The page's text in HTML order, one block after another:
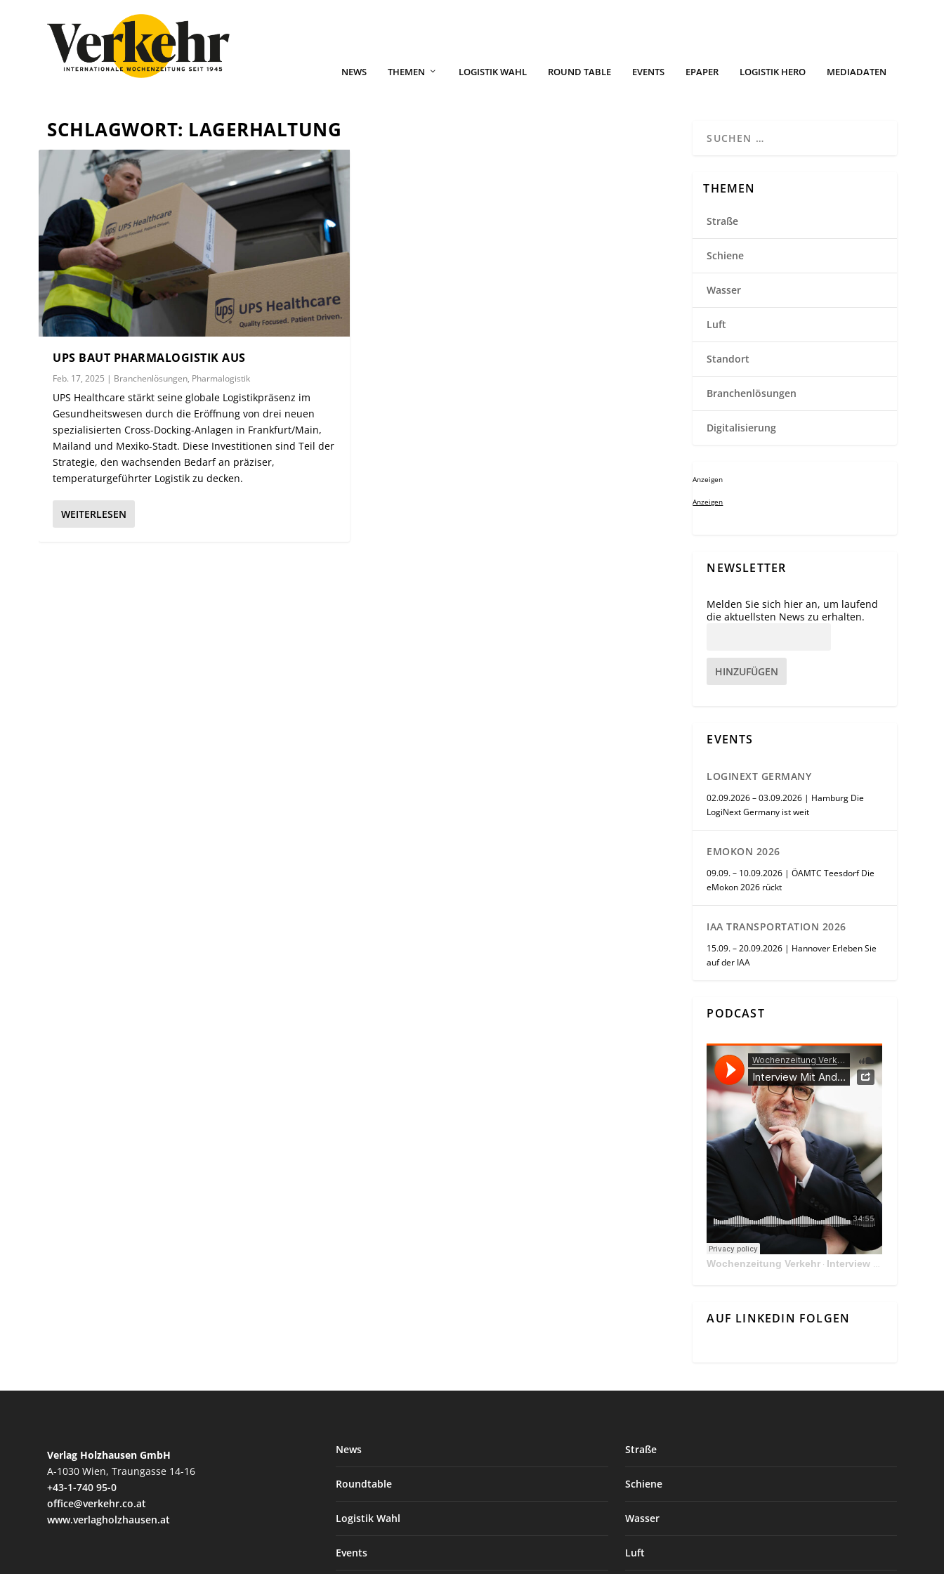
NEWS THEMEN LOGISTIK WAHL ROUND TABLE EVENTS EPAPER LOGISTIK HERO MEDIADATEN
SCHLAGWORT: LAGERHALTUNG
UPS BAUT PHARMALOGISTIK AUS
Feb. 17, 2025 | Branchenlösungen, Pharmalogistik
UPS Healthcare stärkt seine globale Logistikpräsenz im
Gesundheitswesen durch die Eröffnung von drei neuen
spezialisierten Cross-Docking-Anlagen in Frankfurt/Main,
Mailand und Mexiko-Stadt. Diese Investitionen sind Teil der
Strategie, den wachsenden Bedarf an präziser,
temperaturgeführter Logistik zu decken.
WEITERLESEN
THEMEN
Straße
Schiene
Wasser
Luft
Standort
Branchenlösungen
Digitalisierung
Anzeigen
Anzeigen
NEWSLETTER
Melden Sie sich hier an, um laufend
die aktuellsten News zu erhalten.
HINZUFÜGEN
EVENTS
LOGINEXT GERMANY
02.09.2026 – 03.09.2026 | Hamburg Die
LogiNext Germany ist weit
EMOKON 2026
09.09. – 10.09.2026 | ÖAMTC Teesdorf Die
eMokon 2026 rückt
IAA TRANSPORTATION 2026
15.09. – 20.09.2026 | Hannover Erleben Sie
auf der IAA
PODCAST
Wochenzeitung Verkehr · Interview Mit Andreas Matthä, CEO der ÖBB Holding
AUF LINKEDIN FOLGEN
Verlag Holzhausen GmbH
A-1030 Wien, Traungasse 14-16
+43-1-740 95-0
office@verkehr.co.at
www.verlagholzhausen.at
News
Roundtable
Logistik Wahl
Events
Straße
Schiene
Wasser
Luft